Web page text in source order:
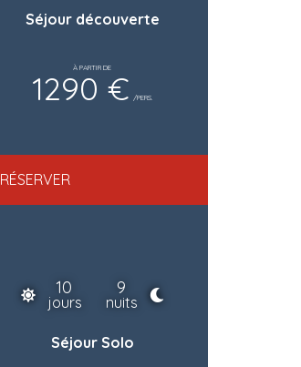
Séjour découverte
À PARTIR DE
1290 € /PERS.
RÉSERVER
10
jours
9
nuits
Séjour Solo